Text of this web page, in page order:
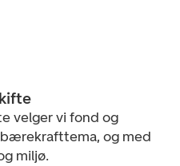
velger vi fond og
og med
miljø.